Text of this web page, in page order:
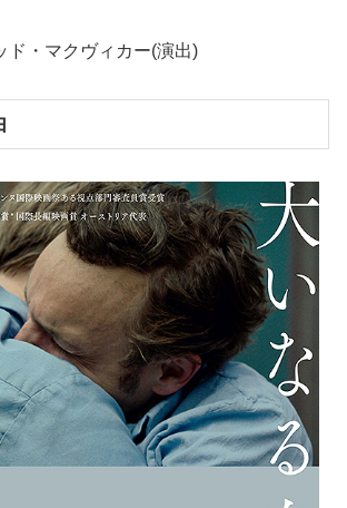
ド・マクヴィカー(演出)